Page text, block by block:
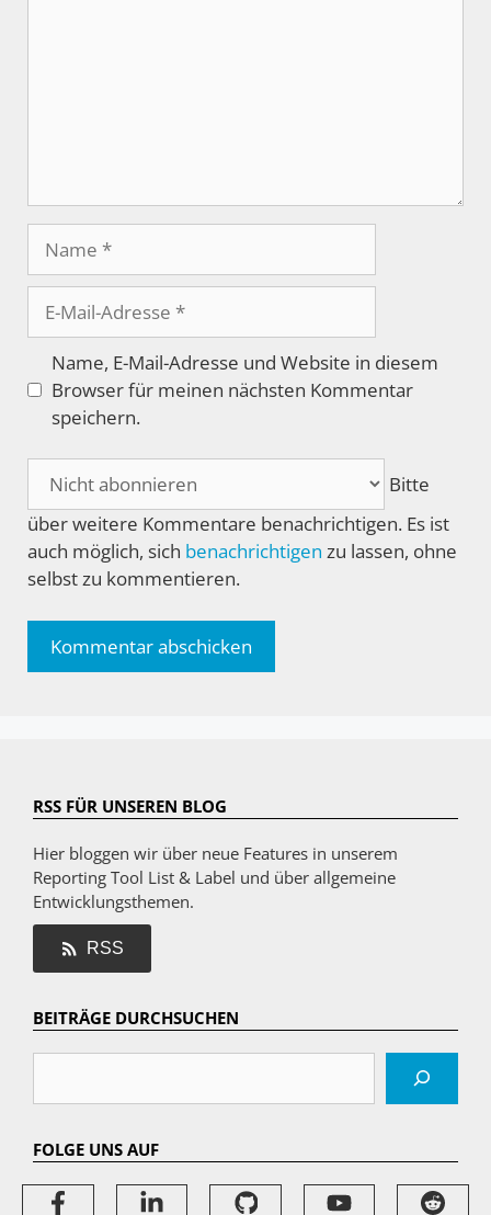
Mail-
Adresse
Name, E-Mail-Adresse und Website in diesem
Browser für meinen nächsten Kommentar
speichern.
Bitte
über weitere Kommentare benachrichtigen. Es ist
auch möglich, sich benachrichtigen zu lassen, ohne
selbst zu kommentieren.
RSS FÜR UNSEREN BLOG
Hier bloggen wir über neue Features in unserem
Reporting Tool List & Label und über allgemeine
Entwicklungsthemen.
RSS
BEITRÄGE DURCHSUCHEN
FOLGE UNS AUF